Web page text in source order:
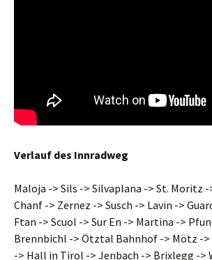
Verlauf des Innradweg
Maloja -> Sils -> Silvaplana -> St. Moritz -
Chanf -> Zernez -> Susch -> Lavin ->
Ftan -> Scuol -> Sur En -> Martina ->
Brennbichl -> Ötztal Bahnhof -> Mötz -
-> Hall in Tirol -> Jenbach -> Brixlegg ->